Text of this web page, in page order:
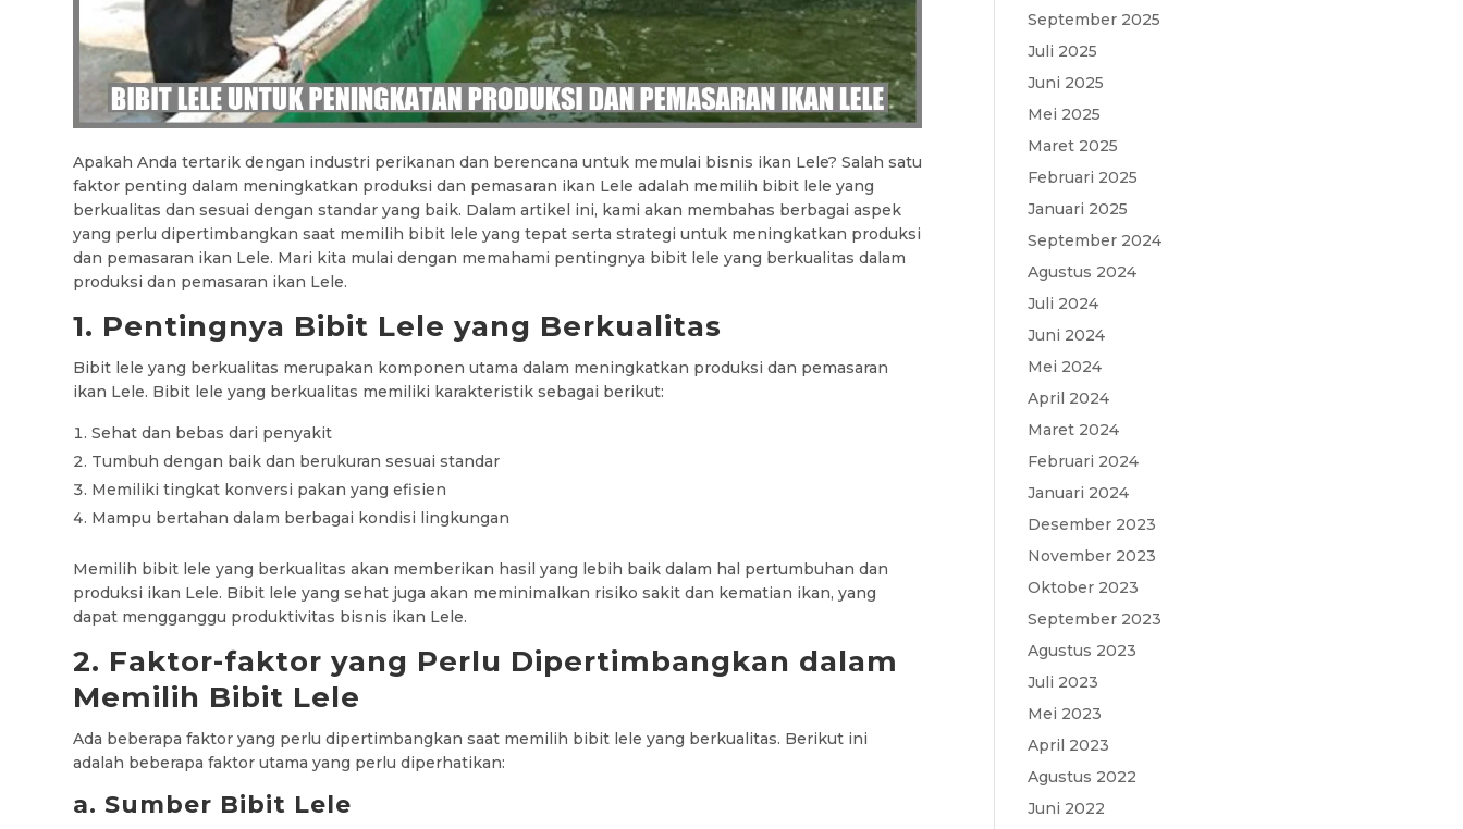
Apakah Anda tertarik dengan industri perikanan dan berencana untuk memulai bisnis ikan Lele? Salah satu
faktor penting dalam meningkatkan produksi dan pemasaran ikan Lele adalah memilih bibit lele yang
berkualitas dan sesuai dengan standar yang baik. Dalam artikel ini, kami akan membahas berbagai aspek
yang perlu dipertimbangkan saat memilih bibit lele yang tepat serta strategi untuk meningkatkan produksi
dan pemasaran ikan Lele. Mari kita mulai dengan memahami pentingnya bibit lele yang berkualitas dalam
produksi dan pemasaran ikan Lele.
1. Pentingnya Bibit Lele yang Berkualitas
Bibit lele yang berkualitas merupakan komponen utama dalam meningkatkan produksi dan pemasaran
ikan Lele. Bibit lele yang berkualitas memiliki karakteristik sebagai berikut:
Sehat dan bebas dari penyakit
Tumbuh dengan baik dan berukuran sesuai standar
Memiliki tingkat konversi pakan yang efisien
Mampu bertahan dalam berbagai kondisi lingkungan
Memilih bibit lele yang berkualitas akan memberikan hasil yang lebih baik dalam hal pertumbuhan dan
produksi ikan Lele. Bibit lele yang sehat juga akan meminimalkan risiko sakit dan kematian ikan, yang
dapat mengganggu produktivitas bisnis ikan Lele.
2. Faktor-faktor yang Perlu Dipertimbangkan dalam
Memilih Bibit Lele
Ada beberapa faktor yang perlu dipertimbangkan saat memilih bibit lele yang berkualitas. Berikut ini
adalah beberapa faktor utama yang perlu diperhatikan:
a. Sumber Bibit Lele
o
k
September 2025
Juli 2025
Juni 2025
Mei 2025
Maret 2025
Februari 2025
Januari 2025
September 2024
Agustus 2024
Juli 2024
Juni 2024
Mei 2024
April 2024
Maret 2024
Februari 2024
Januari 2024
Desember 2023
November 2023
Oktober 2023
September 2023
Agustus 2023
Juli 2023
Mei 2023
April 2023
Agustus 2022
Juni 2022